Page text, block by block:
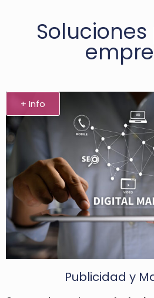
+ Info
Publicidad y